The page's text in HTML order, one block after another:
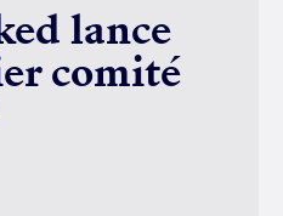
lance
comité